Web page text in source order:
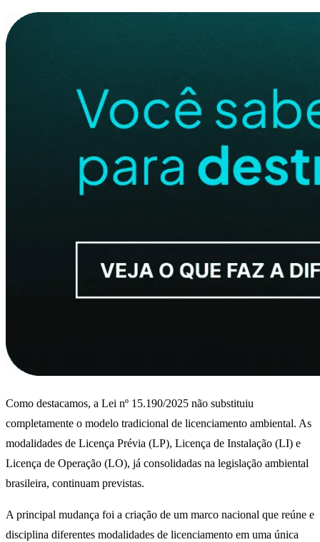
Como destacamos, a Lei nº 15.190/2025 não substituiu
completamente o modelo tradicional de licenciamento ambiental. As
modalidades de Licença Prévia (LP), Licença de Instalação (LI) e
Licença de Operação (LO), já consolidadas na legislação ambiental
brasileira, continuam previstas.
A principal mudança foi a criação de um marco nacional que reúne e
disciplina diferentes modalidades de licenciamento em uma única